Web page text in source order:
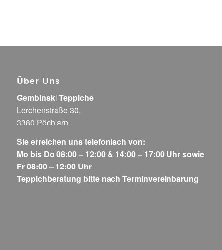
Über Uns
Gembinski Teppiche
Lerchenstraße 30,
3380 Pöchlarn
Sie erreichen uns telefonisch von:
Mo bis Do 08:00 – 12:00 & 14:00 – 17:00 Uhr sowie
Fr 08:00 – 12:00 Uhr
Teppichberatung bitte nach Terminvereinbarung